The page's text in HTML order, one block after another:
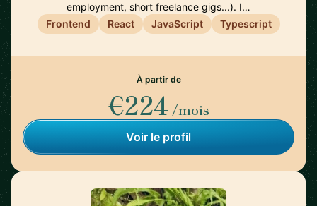
employment, short freelance gigs...). I…
Frontend
React JavaScript Typescript
À partir de
€224 /mois
Voir le profil